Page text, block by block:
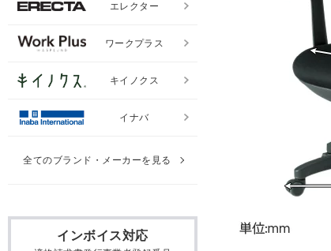
インボイス対応
エレクター
ワークプラス
キイノクス
イナバ
全てのブランド・メーカーを見る